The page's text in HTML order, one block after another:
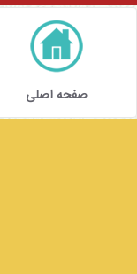
صفحه اصلی